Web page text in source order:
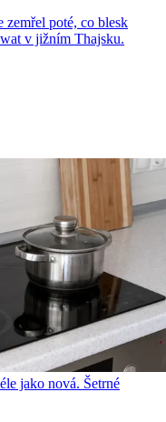
poté, co blesk
v jižním Thajsku.
jako nová. Šetrné